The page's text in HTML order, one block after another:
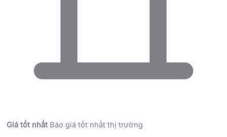
Giá tốt nhất Báo giá tốt nhất thị trường